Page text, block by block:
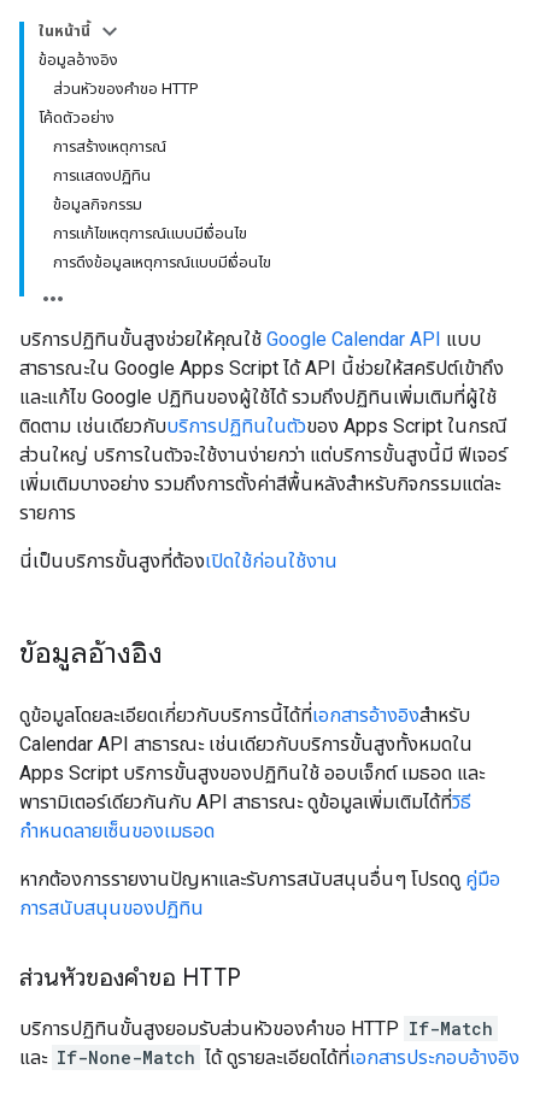
ในหน้านี้
ข้อมูลอ้างอิง
ส่วนหัวของคำขอ HTTP
โค้ดตัวอย่าง
การสร้างเหตุการณ์
การแสดงปฏิทิน
ข้อมูลกิจกรรม
การแก้ไขเหตุการณ์แบบมีเงื่อนไข
การดึงข้อมูลเหตุการณ์แบบมีเงื่อนไข
บริการปฏิทินขั้นสูงช่วยให้คุณใช้ Google Calendar API แบบ
สาธารณะใน Google Apps Script ได้ API นี้ช่วยให้สคริปต์เข้าถึง
และแก้ไข Google ปฏิทินของผู้ใช้ได้ รวมถึงปฏิทินเพิ่มเติมที่ผู้ใช้
ติดตาม เช่นเดียวกับบริการปฏิทินในตัวของ Apps Script ในกรณี
ส่วนใหญ่ บริการในตัวจะใช้งานง่ายกว่า แต่บริการขั้นสูงนี้มี ฟีเจอร์
เพิ่มเติมบางอย่าง รวมถึงการตั้งค่าสีพื้นหลังสำหรับกิจกรรมแต่ละ
รายการ
นี่เป็นบริการขั้นสูงที่ต้องเปิดใช้ก่อนใช้งาน
ข้อมูลอ้างอิง
ดูข้อมูลโดยละเอียดเกี่ยวกับบริการนี้ได้ที่เอกสารอ้างอิงสำหรับ
Calendar API สาธารณะ เช่นเดียวกับบริการขั้นสูงทั้งหมดใน
Apps Script บริการขั้นสูงของปฏิทินใช้ ออบเจ็กต์ เมธอด และ
พารามิเตอร์เดียวกันกับ API สาธารณะ ดูข้อมูลเพิ่มเติมได้ที่วิธี
กำหนดลายเซ็นของเมธอด
หากต้องการรายงานปัญหาและรับการสนับสนุนอื่นๆ โปรดดู คู่มือ
การสนับสนุนของปฏิทิน
ส่วนหัวของคำขอ HTTP
บริการปฏิทินขั้นสูงยอมรับส่วนหัวของคำขอ HTTP If-Match
และ If-None-Match ได้ ดูรายละเอียดได้ที่เอกสารประกอบอ้างอิง